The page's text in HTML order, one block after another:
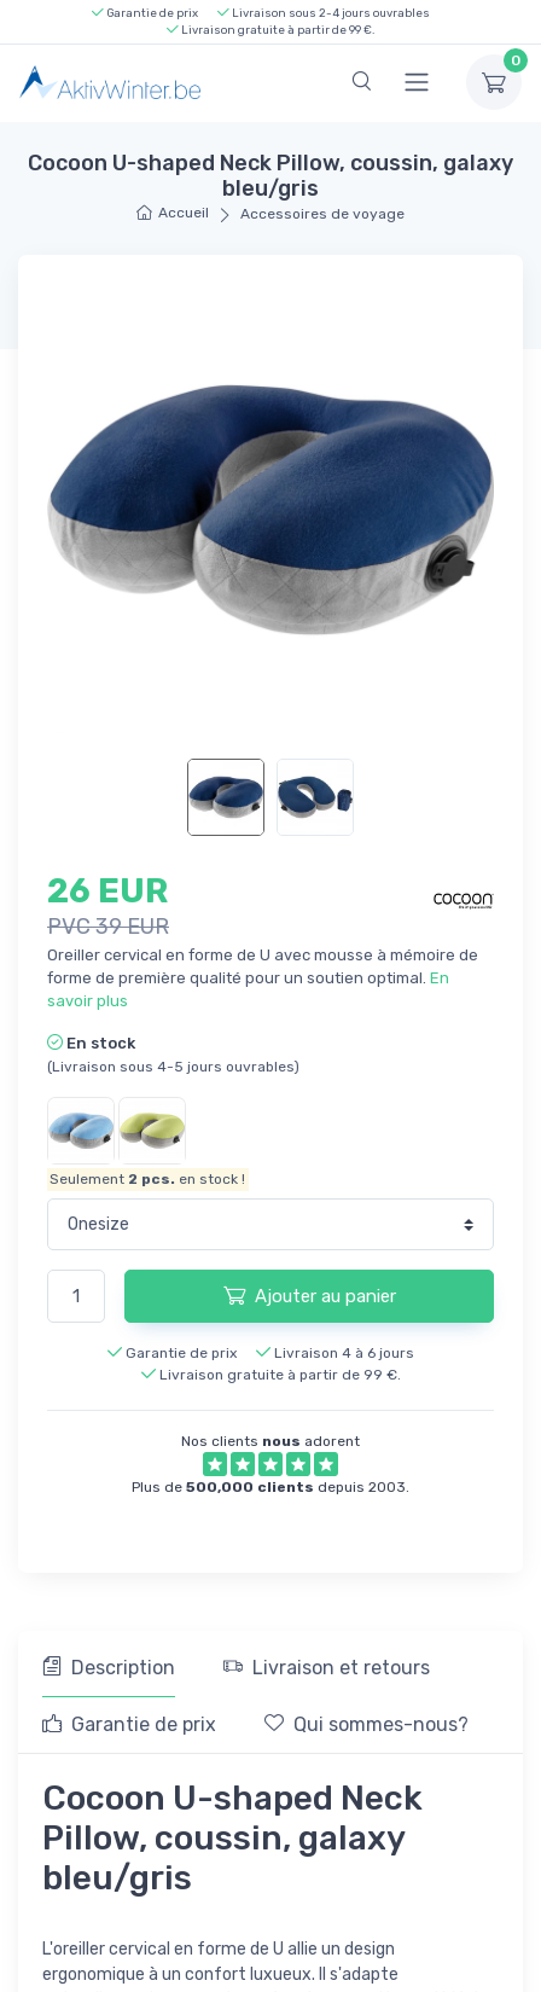
Garantie de prix
Livraison sous 2-4 jours ouvrables
Livraison gratuite à partir de 99 €.
0
Cocoon U-shaped Neck Pillow, coussin, galaxy
bleu/gris
Accueil Accessoires de voyage
26 EUR
PVC 39 EUR
Oreiller cervical en forme de U avec mousse à mémoire de
forme de première qualité pour un soutien optimal. En
savoir plus
En stock
(Livraison sous 4-5 jours ouvrables)
Seulement 2 pcs. en stock !
Ajouter au panier
Garantie de prix
Livraison 4 à 6 jours
Livraison gratuite à partir de 99 €.
Nos clients nous adorent
Plus de 500,000 clients depuis 2003.
Description Livraison et retours
Garantie de prix Qui sommes-nous?
Cocoon U-shaped Neck
Pillow, coussin, galaxy
bleu/gris
L'oreiller cervical en forme de U allie un design
ergonomique à un confort luxueux. Il s'adapte